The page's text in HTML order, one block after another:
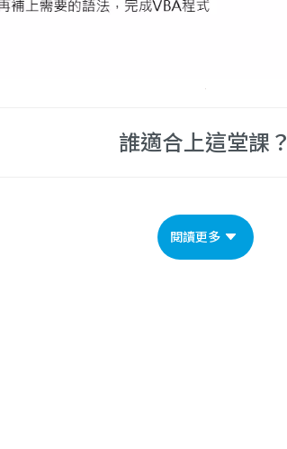
誰適合上這堂課？
閱讀更多